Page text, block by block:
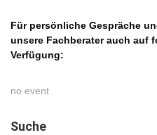
Für persönliche Gespräche
unsere Fachberater auch auf
Verfügung:
no event
Suche